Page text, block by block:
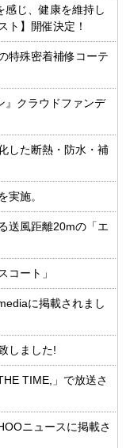
感じ、健康を維持し
ト】開催決定！
特殊密着補修コーテ
クラウドファンデ
した断熱・防水・補
実施。
送風距離20mの「エ
コート」
に掲載されまし
しました!
TIME,」で放送さ
ニュースに掲載さ